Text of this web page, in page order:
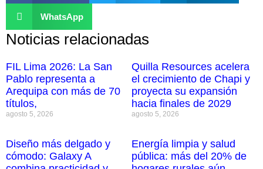
WhatsApp
Noticias relacionadas
FIL Lima 2026: La San
Pablo representa a
Arequipa con más de 70
títulos,
agosto 5, 2026
Quilla Resources acelera
el crecimiento de Chapi y
proyecta su expansión
hacia finales de 2029
agosto 5, 2026
Diseño más delgado y
cómodo: Galaxy A
Energía limpia y salud
pública: más del 20% de